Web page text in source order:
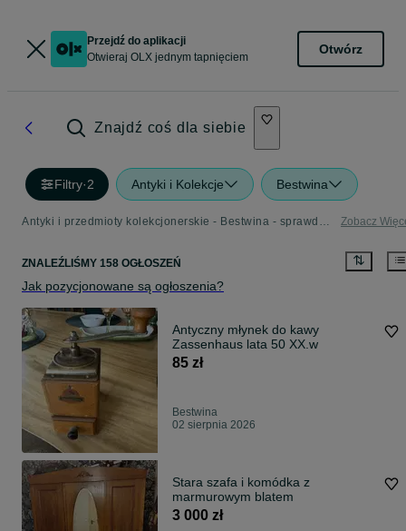
Przejdź do aplikacji
Otwieraj OLX jednym tapnięciem
Otwórz
Znajdź coś dla siebie
Filtry·2 Antyki i Kolekcje Bestwina
Antyki i przedmioty kolekcjonerskie - Bestwina - sprawdź ogłoszenia w Twojej okolicy Zobacz
ZNALEŹLIŚMY 158 OGŁOSZEŃ
Jak pozycjonowane są ogłoszenia?
Antyczny młynek do kawy
Zassenhaus lata 50 XX.w
85 zł
Bestwina
02 sierpnia 2026
Stara szafa i komódka z
marmurowym blatem
3 000 zł